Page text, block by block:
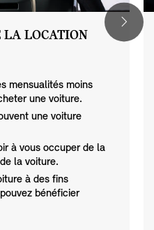
LA LOCATION
mensualités moins
une voiture.
une voiture
à vous occuper de la
la voiture.
à des fins
bénéficier